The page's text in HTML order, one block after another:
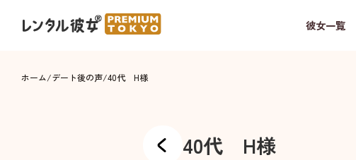
彼女一覧
ホーム/デート後の声/40代 H様
40代 H様